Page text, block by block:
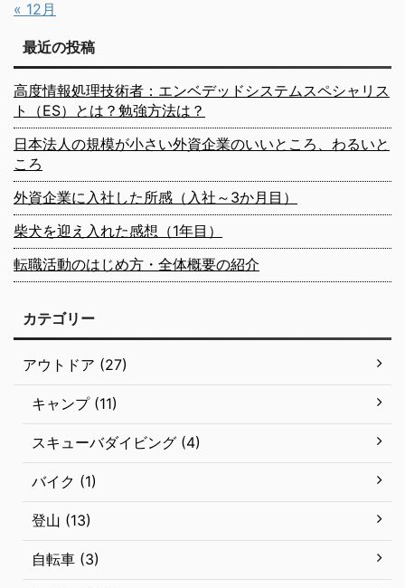
« 12月
最近の投稿
高度情報処理技術者：エンベデッドシステムスペシャリス
ト（ES）とは？勉強方法は？
日本法人の規模が小さい外資企業のいいところ、わるいと
ころ
外資企業に入社した所感（入社～3か月目）
柴犬を迎え入れた感想（1年目）
転職活動のはじめ方・全体概要の紹介
カテゴリー
アウトドア (27)
キャンプ (11)
スキューバダイビング (4)
バイク (1)
登山 (13)
自転車 (3)